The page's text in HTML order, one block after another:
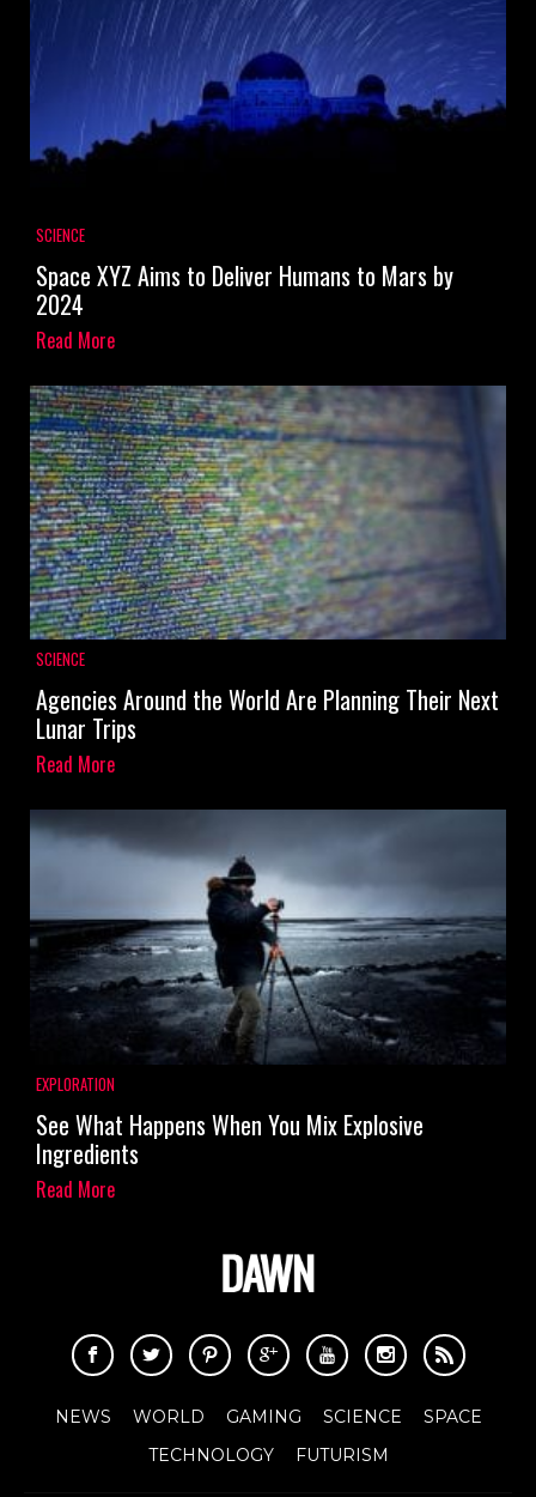
SCIENCE
Space XYZ Aims to Deliver Humans to Mars by
2024
Read More
SCIENCE
Agencies Around the World Are Planning Their Next
Lunar Trips
Read More
EXPLORATION
See What Happens When You Mix Explosive
Ingredients
Read More
NEWS WORLD GAMING SCIENCE
SPACE
TECHNOLOGY
FUTURISM